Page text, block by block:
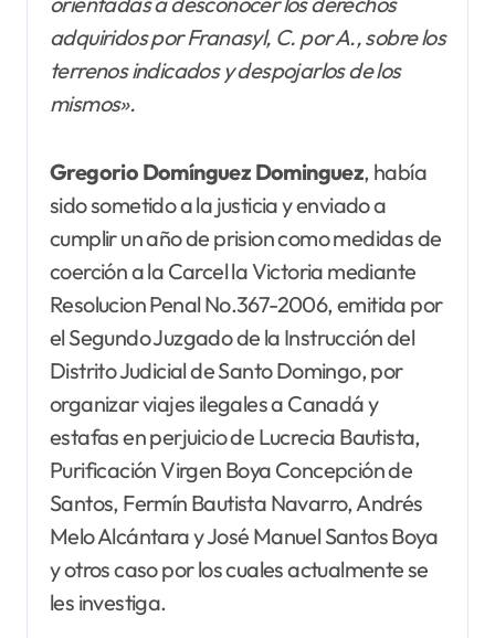
adquiridos por Franasyl, C. por A., sobre los
terrenos indicados y despojarlos de los
mismos».
Gregorio Domínguez Dominguez, había
sido sometido a la justicia y enviado a
cumplir un año de prision como medidas de
coerción a la Carcel la Victoria mediante
Resolucion Penal No.367-2006, emitida por
el Segundo Juzgado de la Instrucción del
Distrito Judicial de Santo Domingo, por
organizar viajes ilegales a Canadá y
estafas en perjuicio de Lucrecia Bautista,
Purificación Virgen Boya Concepción de
Santos, Fermín Bautista Navarro, Andrés
Melo Alcántara y José Manuel Santos Boya
y otros caso por los cuales actualmente se
les investiga.